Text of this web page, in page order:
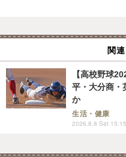
関
【高校野球
平・大分商・
か
生活・健康
2026.8.8 Sat 15:15